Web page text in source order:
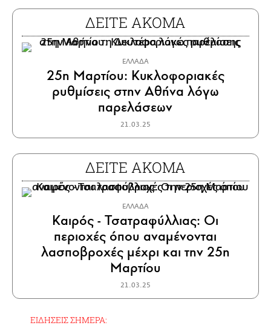
ΔΕΙΤΕ ΑΚΟΜΑ
ΕΛΛΑΔΑ
25η Μαρτίου: Κυκλοφοριακές
ρυθμίσεις στην Αθήνα λόγω
παρελάσεων
21.03.25
ΔΕΙΤΕ ΑΚΟΜΑ
ΕΛΛΑΔΑ
Καιρός - Τσατραφύλλιας: Οι
περιοχές όπου αναμένονται
λασποβροχές μέχρι και την 25η
Μαρτίου
21.03.25
ΕΙΔΗΣΕΙΣ ΣΗΜΕΡΑ: